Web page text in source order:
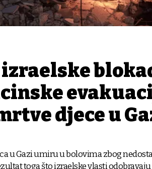
izraelske
djece u
u Gazi umiru u bolovima zbog
toga što izraelske vlasti